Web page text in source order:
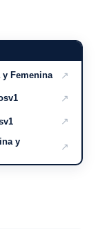
y Femenina ↗
↗
↗
y
↗